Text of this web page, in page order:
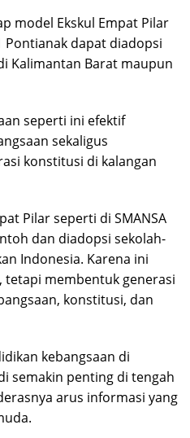
model Ekskul Empat Pilar
Pontianak dapat diadopsi
Kalimantan Barat maupun
seperti ini efektif
sekaligus
konstitusi di kalangan
Pilar seperti di SMANSA
dan diadopsi sekolah-
Indonesia. Karena ini
tetapi membentuk generasi
konstitusi, dan
kebangsaan di
semakin penting di tengah
arus informasi yang